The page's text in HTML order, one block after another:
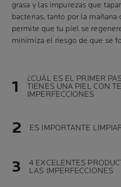
grasa y las impurezas que
bacterias, tanto por la
permite que tu piel se
minimiza el riesgo de que se
¿CUÁL ES EL PRIMER
TIENES UNA PIEL CON
IMPERFECCIONES
ES IMPORTANTE
4 EXCELENTES
LAS IMPERFECCIONES